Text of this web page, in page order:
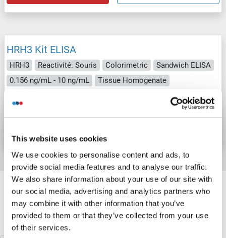
This website uses cookies
We use cookies to personalise content and ads, to
provide social media features and to analyse our traffic.
We also share information about your use of our site with
our social media, advertising and analytics partners who
may combine it with other information that you’ve
provided to them or that they’ve collected from your use
of their services.
HRH3 Kit ELISA
HRH3 Reactivité: Souris Colorimetric
Sandwich ELISA
0.156 ng/mL - 10 ng/mL
Tissue Homogenate
N° du produit ABIN5674691
Target information, Synonyms, Latest
references
Avez-vous cherché autre chose?